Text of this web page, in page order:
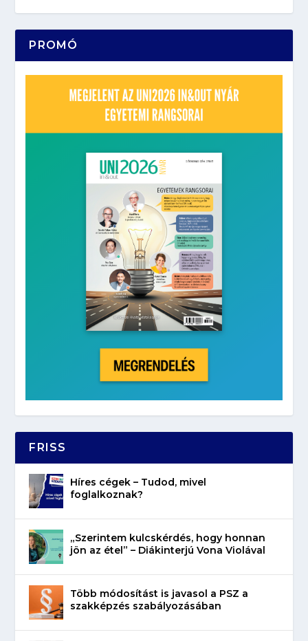
PROMÓ
FRISS
Híres cégek – Tudod, mivel
foglalkoznak?
„Szerintem kulcskérdés, hogy honnan
jön az étel” – Diákinterjú Vona Violával
Több módosítást is javasol a PSZ a
szakképzés szabályozásában